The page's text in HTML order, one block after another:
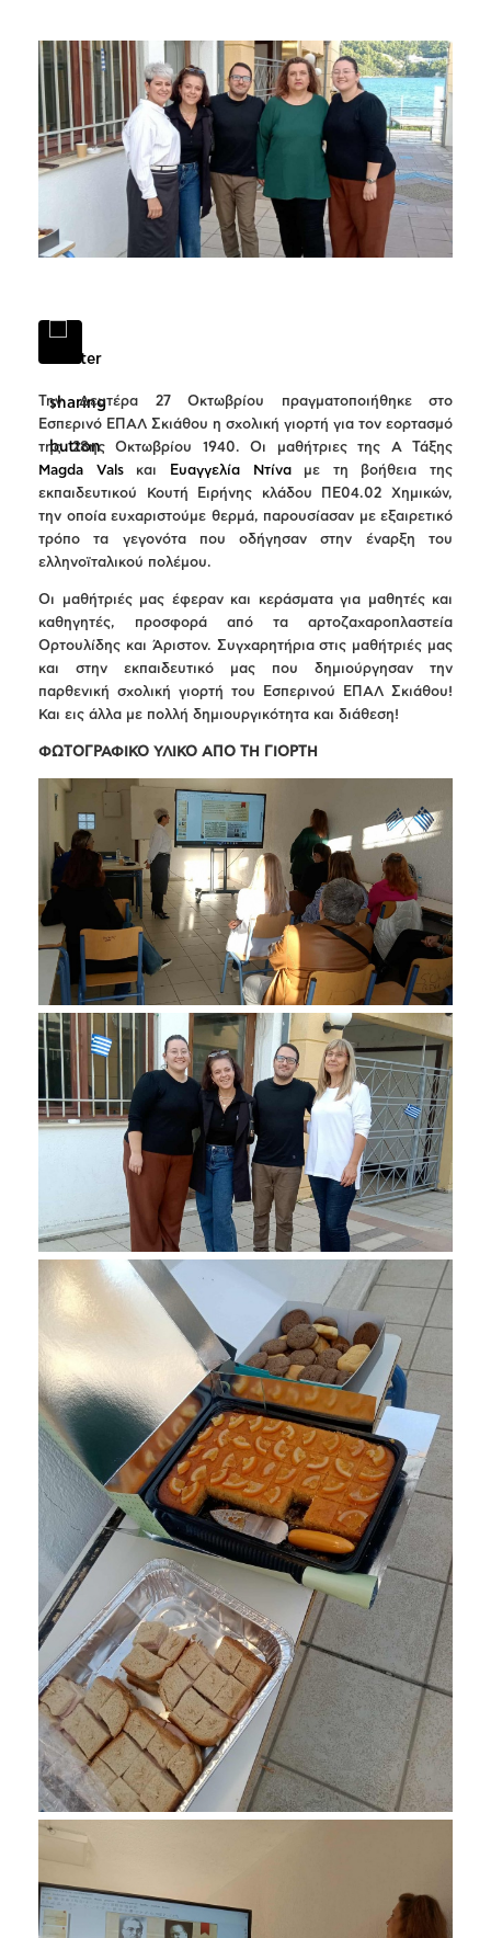
Την Δευτέρα 27 Οκτωβρίου πραγματοποιήθηκε στο
Εσπερινό ΕΠΑΛ Σκιάθου η σχολική γιορτή για τον εορτασμό
της 28ης Οκτωβρίου 1940. Οι μαθήτριες της Α Τάξης
Magda Valsκαι Ευαγγελία Ντίναμε τη βοήθεια της
εκπαιδευτικού Κουτή Ειρήνης κλάδου ΠΕ04.02 Χημικών,
την οποία ευχαριστούμε θερμά, παρουσίασαν με εξαιρετικό
τρόπο τα γεγονότα που οδήγησαν στην έναρξη του
ελληνοϊταλικού πολέμου.
Οι μαθήτριές μας έφεραν και κεράσματα για μαθητές και
καθηγητές, προσφορά από τα αρτοζαχαροπλαστεία
Ορτουλίδης και Άριστον. Συγχαρητήρια στις μαθήτριές μας
και στην εκπαιδευτικό μας που δημιούργησαν την
παρθενική σχολική γιορτή του Εσπερινού ΕΠΑΛ Σκιάθου!
Και εις άλλα με πολλή δημιουργικότητα και διάθεση!
ΦΩΤΟΓΡΑΦΙΚΟ ΥΛΙΚΟ ΑΠΟ ΤΗ ΓΙΟΡΤΗ